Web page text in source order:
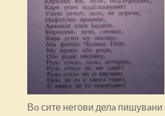
Вo сите негови делa пишувaни